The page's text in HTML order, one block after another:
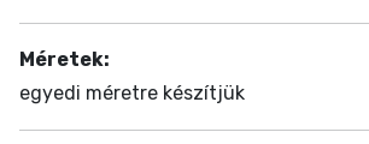
Méretek:
egyedi méretre készítjük